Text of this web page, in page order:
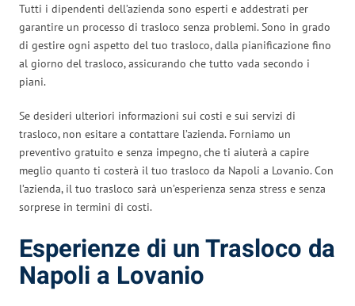
Tutti i dipendenti dell’azienda sono esperti e addestrati per
garantire un processo di trasloco senza problemi. Sono in grado
di gestire ogni aspetto del tuo trasloco, dalla pianificazione fino
al giorno del trasloco, assicurando che tutto vada secondo i
piani.
Se desideri ulteriori informazioni sui costi e sui servizi di
trasloco, non esitare a contattare l’azienda. Forniamo un
preventivo gratuito e senza impegno, che ti aiuterà a capire
meglio quanto ti costerà il tuo trasloco da Napoli a Lovanio. Con
l’azienda, il tuo trasloco sarà un’esperienza senza stress e senza
sorprese in termini di costi.
Esperienze di un Trasloco da
Napoli a Lovanio